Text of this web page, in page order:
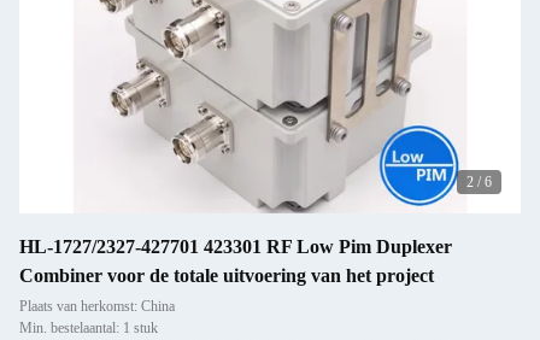
2 / 6
HL-1727/2327-427701 423301 RF Low Pim Duplexer
Combiner voor de totale uitvoering van het project
Plaats van herkomst: China
Min. bestelaantal: 1 stuk